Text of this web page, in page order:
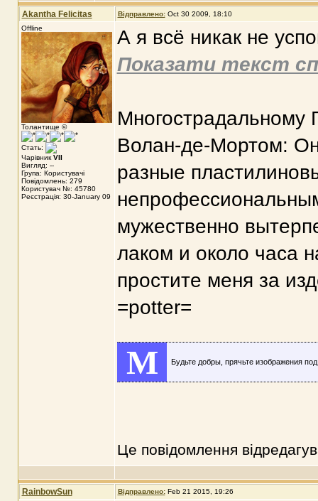
Akantha Felicitas Відправлено: Oct 30 2009, 18:10
Offline
Толантище ©
Стать:
Чарівник VII
Вигляд: --
Група: Користувачі
Повідомлень: 279
Користувач №: 45780
Реєстрація: 30-January 09
А я всё никак не
Показати текст
Многострадальному
Волан-де-Мортом:
разные
мужественно
лаком и около часа
простите меня за
=potter=
M Будьте добры, прячьте изображения
Це повідомлення
RainbowSun Відправлено: Feb 21 2015, 19:26